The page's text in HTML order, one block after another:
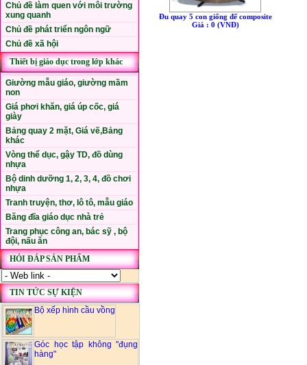
Chủ đề làm quen với môi trường
xung quanh
Chủ đề phát triển ngôn ngữ
Chủ đề xã hội
Thiết bị giáo dục trong lớp khác
Giường mẫu giáo, giường mầm
non
Giá phơi khăn, giá úp cốc, giá
giày
Bảng quay 2 mặt, Giá vẽ,Bảng
khác
Vòng thể dục, gậy TD, đồ dùng
nhựa
Bộ dinh dưỡng 1, 2, 3, 4, đồ chơi
nhựa
Tranh truyện, thơ, lô tô, mẫu giáo
Băng đĩa giáo dục nhà trẻ
Trang phục công an, bác sỹ , bộ
đội, nấu ăn
HỎI ĐÁP SẢN PHẨM
TIN TỨC SỰ KIỆN
Bộ xếp hình cầu vồng
Góc học tập không "đụng
hàng"
Đu quay 5 con giống đế composite
Giá : 0 (VNÐ)